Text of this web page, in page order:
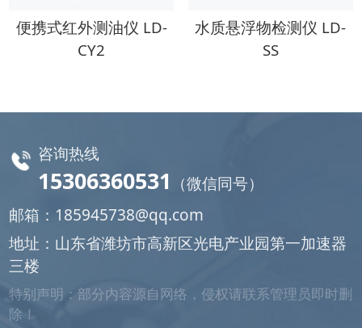
便携式红外测油仪 LD-
CY2
水质悬浮物检测仪 LD-
SS
咨询热线
15306360531
（微信同号）
邮箱： 185945738@qq.com
地址：山东省潍坊市高新区光电产业园第一加速器
三楼
特别声明：部分内容源自网络，侵权请联系管理员即时删
除！